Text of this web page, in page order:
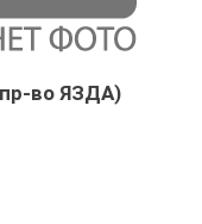
во ЯЗДА)